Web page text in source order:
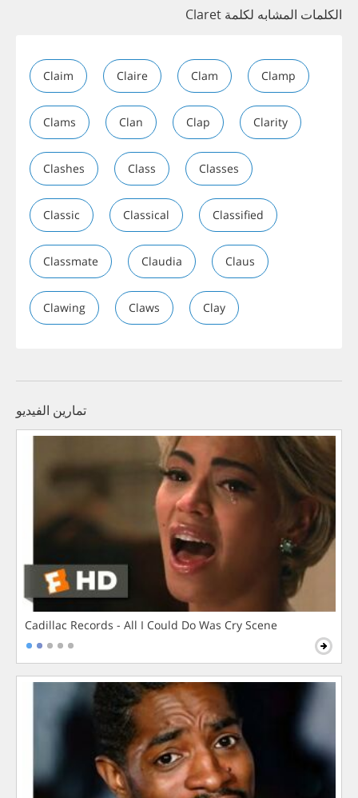
الكلمات المشابه لكلمة Claret
Claim Claire Clam Clamp
Clams Clan Clap Clarity
Clashes Class Classes
Classic Classical Classified
Classmate Claudia Claus
Clawing Claws Clay
تمارين الفيديو
Cadillac Records - All I Could Do Was Cry Scene